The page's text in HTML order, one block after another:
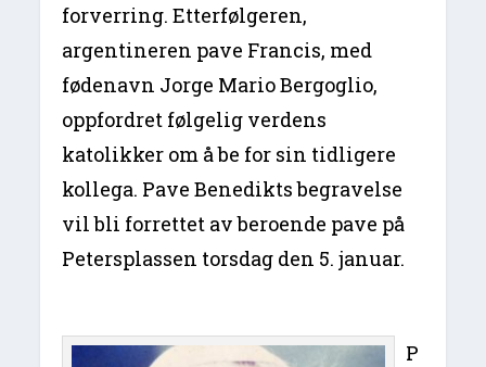
forverring. Etterfølgeren,
argentineren pave Francis, med
fødenavn Jorge Mario Bergoglio,
oppfordret følgelig verdens
katolikker om å be for sin tidligere
kollega. Pave Benedikts begravelse
vil bli forrettet av beroende pave på
Petersplassen torsdag den 5. januar.
P